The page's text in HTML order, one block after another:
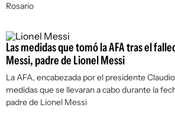
Rosario
Las medidas que tomó la AFA tras el
Messi, padre de Lionel Messi
La AFA, encabezada por el presidente
medidas que se llevaran a cabo durante la
padre de Lionel Messi